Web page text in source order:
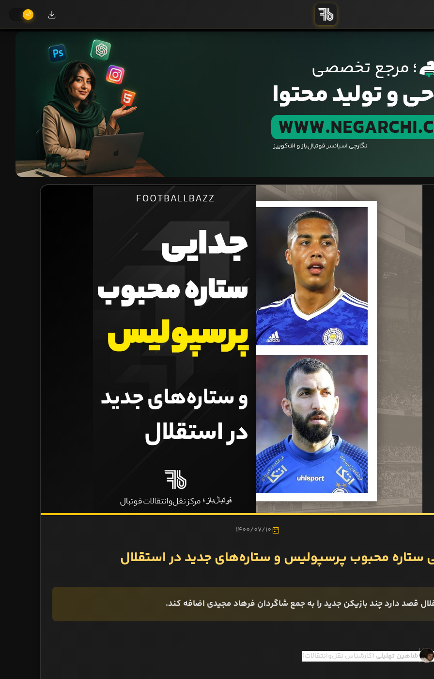
1400/07/10
ستاره محبوب پرسپولیس و ستاره‌های جدید در استقلال
قصد دارد چند بازیکن جدید را به جمع شاگردان فرهاد مجیدی اضافه کند.
شاهین تهلیلی (کارشناس نقل‌وانتقالات)